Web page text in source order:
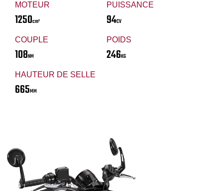
MOTEUR
1250cm³
PUISSANCE
94CV
COUPLE
108NM
POIDS
246KG
HAUTEUR DE SELLE
665MM